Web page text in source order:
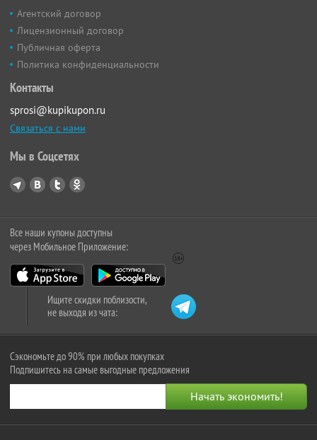
Агентский договор
Лицензионный договор
Публичная оферта
Политика конфиденциальности
Контакты
sprosi@kupikupon.ru
Связаться с нами
Мы в Соцсетях
Все наши купоны доступны
через Мобильное Приложение:
Ищите скидки поблизости,
не выходя из чата:
Сэкономьте до 90% при любых покупках
Подпишитесь на самые выгодные предложения